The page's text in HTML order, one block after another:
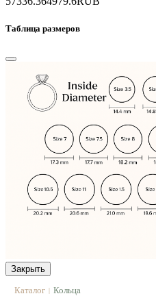
Таблица размеров
Закрыть
Каталог | Кольца